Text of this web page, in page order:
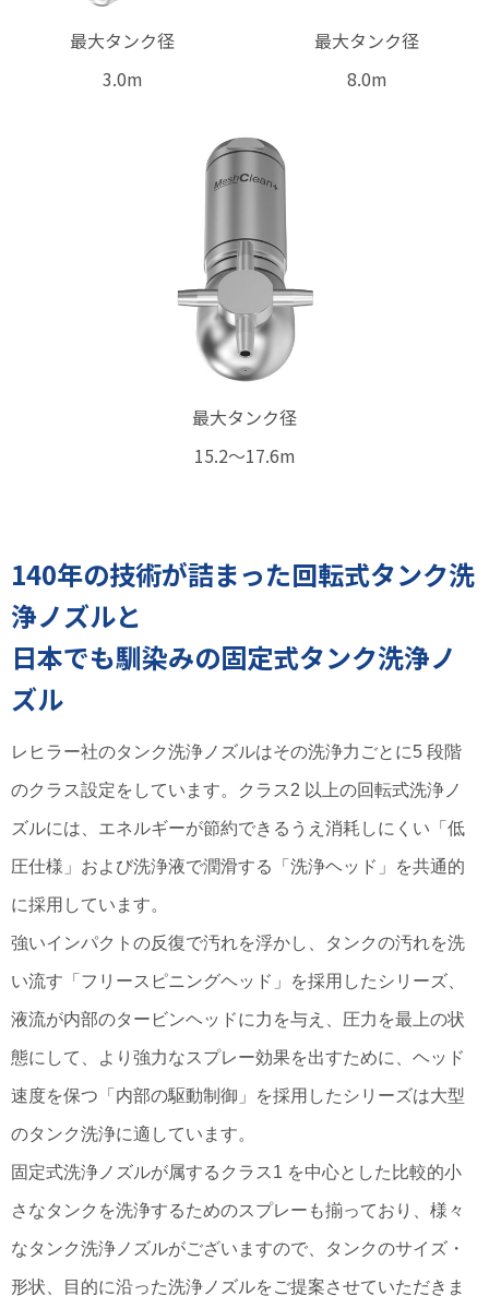
最大タンク径
3.0m
最大タンク径
8.0m
最大タンク径
15.2～17.6m
140年の技術が詰まった回転式タンク洗
浄ノズルと
日本でも馴染みの固定式タンク洗浄ノ
ズル
レヒラー社のタンク洗浄ノズルはその洗浄力ごとに5 段階
のクラス設定をしています。クラス2 以上の回転式洗浄ノ
ズルには、エネルギーが節約できるうえ消耗しにくい「低
圧仕様」および洗浄液で潤滑する「洗浄ヘッド」を共通的
に採用しています。
強いインパクトの反復で汚れを浮かし、タンクの汚れを洗
い流す「フリースピニングヘッド」を採用したシリーズ、
液流が内部のタービンヘッドに力を与え、圧力を最上の状
態にして、より強力なスプレー効果を出すために、ヘッド
速度を保つ「内部の駆動制御」を採用したシリーズは大型
のタンク洗浄に適しています。
固定式洗浄ノズルが属するクラス1 を中心とした比較的小
さなタンクを洗浄するためのスプレーも揃っており、様々
なタンク洗浄ノズルがございますので、タンクのサイズ・
形状、目的に沿った洗浄ノズルをご提案させていただきま